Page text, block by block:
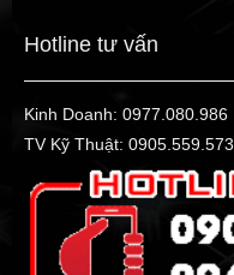
Hotline tư vấn
Kinh Doanh: 0977.080.986
TV Kỹ Thuật: 0905.559.573